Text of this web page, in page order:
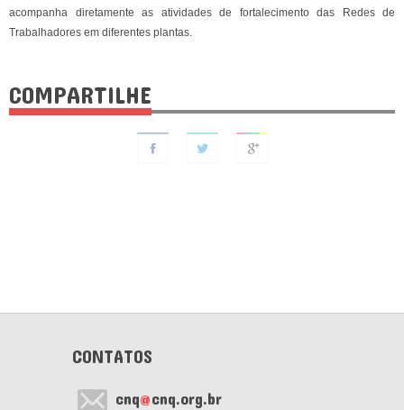
acompanha diretamente as atividades de fortalecimento das Redes de
Trabalhadores em diferentes plantas.
COMPARTILHE
CONTATOS
cnq@cnq.org.br